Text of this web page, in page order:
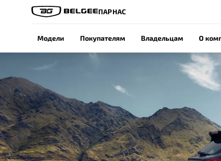
ПАРНАС
Модели Покупателям Владельцам О